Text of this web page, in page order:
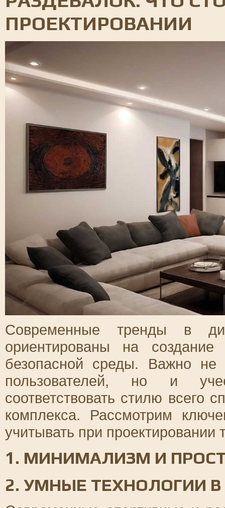
ПРОЕКТИРОВАНИИ
Современные тренды в
ориентированы на
безопасной среды. Важно не
пользователей, но и
соответствовать стилю всего
комплекса. Рассмотрим
учитывать при
1. МИНИМАЛИЗМ И
2. УМНЫЕ ТЕХНОЛОГИИ В